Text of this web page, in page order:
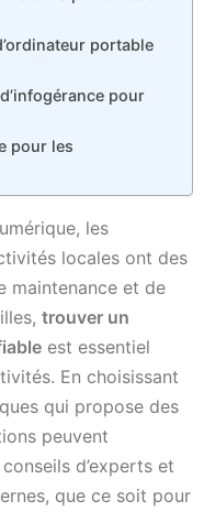
portable
pour
pour les
les
locales ont des
maintenance et de
trouver un
est essentiel
En choisissant
qui propose des
peuvent
d’experts et
que ce soit pour